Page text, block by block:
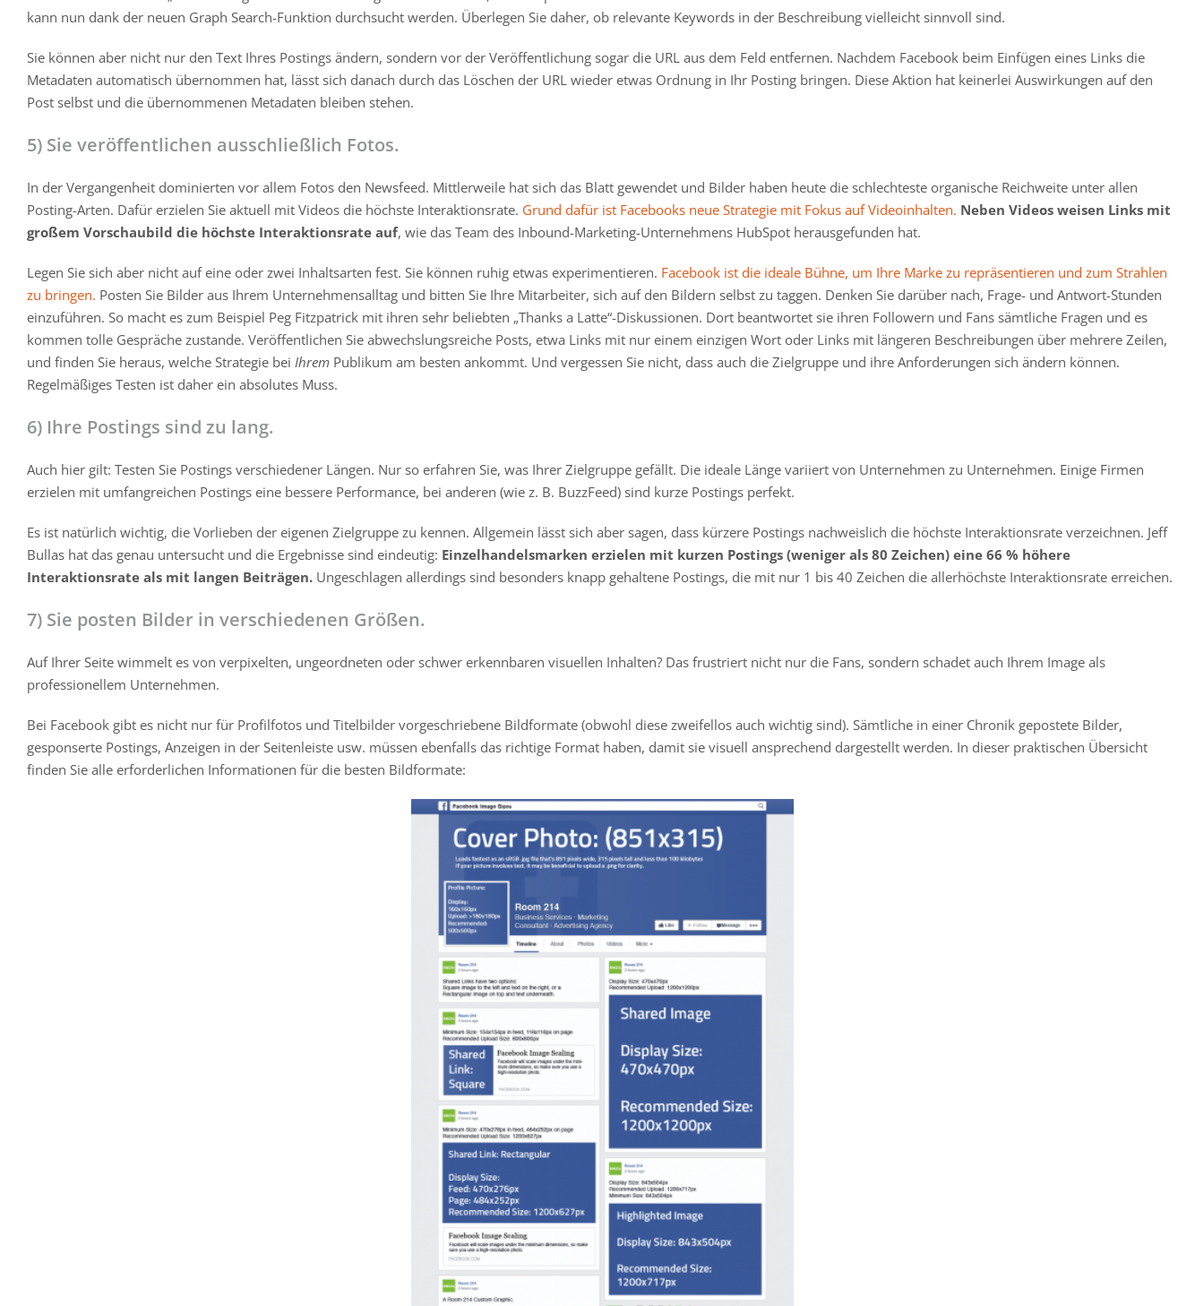
kann nun dank der neuen Graph Search-Funktion durchsucht werden. Überlegen Sie daher, ob relevante Keywords in der Beschreibung vielleicht sinnvoll sind.
Sie können aber nicht nur den Text Ihres Postings ändern, sondern vor der Veröffentlichung sogar die URL aus dem Feld entfernen. Nachdem Facebook beim Einfügen eines Links die
Metadaten automatisch übernommen hat, lässt sich danach durch das Löschen der URL wieder etwas Ordnung in Ihr Posting bringen. Diese Aktion hat keinerlei Auswirkungen auf den
Post selbst und die übernommenen Metadaten bleiben stehen.
5) Sie veröffentlichen ausschließlich Fotos.
In der Vergangenheit dominierten vor allem Fotos den Newsfeed. Mittlerweile hat sich das Blatt gewendet und Bilder haben heute die schlechteste organische Reichweite unter allen
Posting-Arten. Dafür erzielen Sie aktuell mit Videos die höchste Interaktionsrate. Grund dafür ist Facebooks neue Strategie mit Fokus auf Videoinhalten. Neben Videos weisen Links mit
großem Vorschaubild die höchste Interaktionsrate auf, wie das Team des Inbound-Marketing-Unternehmens HubSpot herausgefunden hat.
Legen Sie sich aber nicht auf eine oder zwei Inhaltsarten fest. Sie können ruhig etwas experimentieren. Facebook ist die ideale Bühne, um Ihre Marke zu repräsentieren und zum Strahlen
zu bringen. Posten Sie Bilder aus Ihrem Unternehmensalltag und bitten Sie Ihre Mitarbeiter, sich auf den Bildern selbst zu taggen. Denken Sie darüber nach, Frage- und Antwort-Stunden
einzuführen. So macht es zum Beispiel Peg Fitzpatrick mit ihren sehr beliebten „Thanks a Latte“-Diskussionen. Dort beantwortet sie ihren Followern und Fans sämtliche Fragen und es
kommen tolle Gespräche zustande. Veröffentlichen Sie abwechslungsreiche Posts, etwa Links mit nur einem einzigen Wort oder Links mit längeren Beschreibungen über mehrere Zeilen,
und finden Sie heraus, welche Strategie bei Ihrem Publikum am besten ankommt. Und vergessen Sie nicht, dass auch die Zielgruppe und ihre Anforderungen sich ändern können.
Regelmäßiges Testen ist daher ein absolutes Muss.
6) Ihre Postings sind zu lang.
Auch hier gilt: Testen Sie Postings verschiedener Längen. Nur so erfahren Sie, was Ihrer Zielgruppe gefällt. Die ideale Länge variiert von Unternehmen zu Unternehmen. Einige Firmen
erzielen mit umfangreichen Postings eine bessere Performance, bei anderen (wie z. B. BuzzFeed) sind kurze Postings perfekt.
Es ist natürlich wichtig, die Vorlieben der eigenen Zielgruppe zu kennen. Allgemein lässt sich aber sagen, dass kürzere Postings nachweislich die höchste Interaktionsrate verzeichnen. Jeff
Bullas hat das genau untersucht und die Ergebnisse sind eindeutig: Einzelhandelsmarken erzielen mit kurzen Postings (weniger als 80 Zeichen) eine 66 % höhere
Interaktionsrate als mit langen Beiträgen. Ungeschlagen allerdings sind besonders knapp gehaltene Postings, die mit nur 1 bis 40 Zeichen die allerhöchste Interaktionsrate erreichen.
7) Sie posten Bilder in verschiedenen Größen.
Auf Ihrer Seite wimmelt es von verpixelten, ungeordneten oder schwer erkennbaren visuellen Inhalten? Das frustriert nicht nur die Fans, sondern schadet auch Ihrem Image als
professionellem Unternehmen.
Bei Facebook gibt es nicht nur für Profilfotos und Titelbilder vorgeschriebene Bildformate (obwohl diese zweifellos auch wichtig sind). Sämtliche in einer Chronik gepostete Bilder,
gesponserte Postings, Anzeigen in der Seitenleiste usw. müssen ebenfalls das richtige Format haben, damit sie visuell ansprechend dargestellt werden. In dieser praktischen Übersicht
finden Sie alle erforderlichen Informationen für die besten Bildformate: